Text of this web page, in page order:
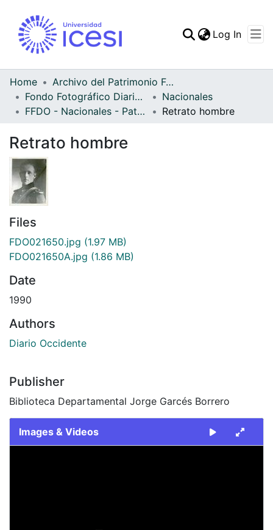
Statistics
Log In
Home
Archivo del Patrimonio Fotográfico y Fílmico del Valle del Cauca
Fondo Fotográfico Diario Occidente
Nacionales
FFDO - Nacionales - Patrimonial
Retrato hombre
Retrato hombre
Files
FDO021650.jpg (1.97 MB)
FDO021650A.jpg (1.86 MB)
Date
1990
Authors
Diario Occidente
Publisher
Biblioteca Departamental Jorge Garcés Borrero
Images & Videos